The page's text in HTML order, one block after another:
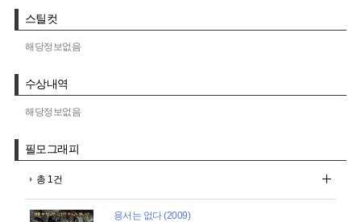
스틸컷
해당정보없음
수상내역
해당정보없음
필모그래피
총 1건
용서는 없다 (2009)